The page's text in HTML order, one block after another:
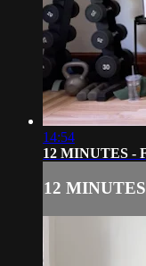
14:54
12 MINUTES -
12